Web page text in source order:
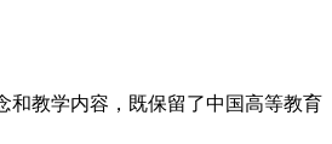
和教学内容，既保留了中国高等教育